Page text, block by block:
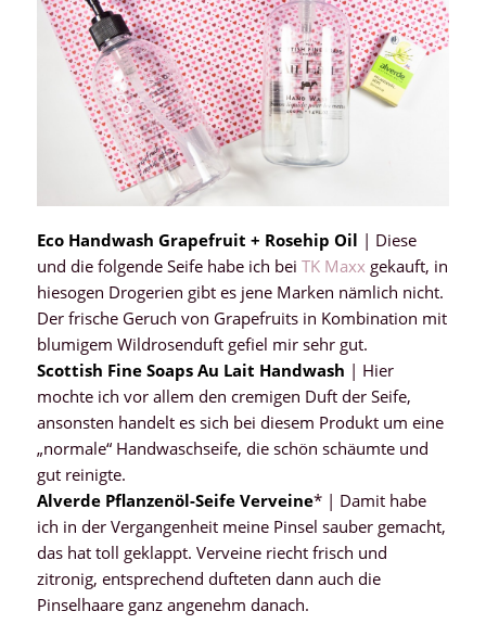
Eco Handwash Grapefruit + Rosehip Oil | Diese
und die folgende Seife habe ich bei TK Maxx gekauft, in
hiesogen Drogerien gibt es jene Marken nämlich nicht.
Der frische Geruch von Grapefruits in Kombination mit
blumigem Wildrosenduft gefiel mir sehr gut.
Scottish Fine Soaps Au Lait Handwash | Hier
mochte ich vor allem den cremigen Duft der Seife,
ansonsten handelt es sich bei diesem Produkt um eine
„normale“ Handwaschseife, die schön schäumte und
gut reinigte.
Alverde Pflanzenöl-Seife Verveine* | Damit habe
ich in der Vergangenheit meine Pinsel sauber gemacht,
das hat toll geklappt. Verveine riecht frisch und
zitronig, entsprechend dufteten dann auch die
Pinselhaare ganz angenehm danach.